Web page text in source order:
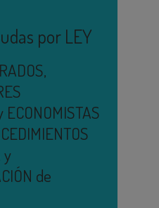
por LEY
ECONOMISTAS
y
de